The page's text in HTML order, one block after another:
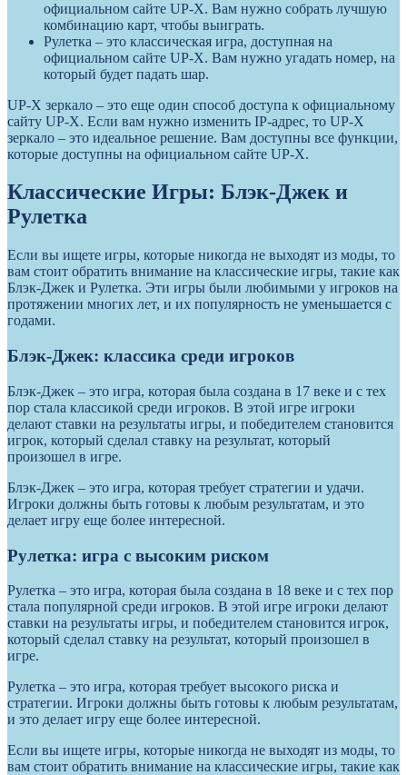
официальном сайте UP-X. Вам нужно собрать лучшую
комбинацию карт, чтобы выиграть.
Рулетка – это классическая игра, доступная на
официальном сайте UP-X. Вам нужно угадать номер, на
который будет падать шар.
UP-X зеркало – это еще один способ доступа к официальному
сайту UP-X. Если вам нужно изменить IP-адрес, то UP-X
зеркало – это идеальное решение. Вам доступны все функции,
которые доступны на официальном сайте UP-X.
Классические Игры: Блэк-Джек и
Рулетка
Если вы ищете игры, которые никогда не выходят из моды, то
вам стоит обратить внимание на классические игры, такие как
Блэк-Джек и Рулетка. Эти игры были любимыми у игроков на
протяжении многих лет, и их популярность не уменьшается с
годами.
Блэк-Джек: классика среди игроков
Блэк-Джек – это игра, которая была создана в 17 веке и с тех
пор стала классикой среди игроков. В этой игре игроки
делают ставки на результаты игры, и победителем становится
игрок, который сделал ставку на результат, который
произошел в игре.
Блэк-Джек – это игра, которая требует стратегии и удачи.
Игроки должны быть готовы к любым результатам, и это
делает игру еще более интересной.
Рулетка: игра с высоким риском
Рулетка – это игра, которая была создана в 18 веке и с тех пор
стала популярной среди игроков. В этой игре игроки делают
ставки на результаты игры, и победителем становится игрок,
который сделал ставку на результат, который произошел в
игре.
Рулетка – это игра, которая требует высокого риска и
стратегии. Игроки должны быть готовы к любым результатам,
и это делает игру еще более интересной.
Если вы ищете игры, которые никогда не выходят из моды, то
вам стоит обратить внимание на классические игры, такие как